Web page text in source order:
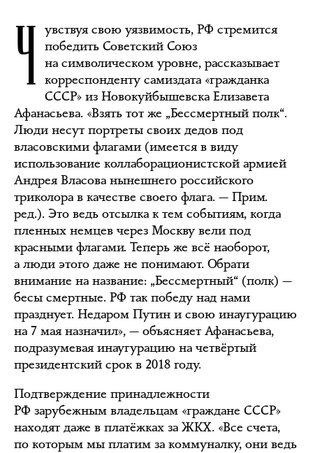
Ч увствуя свою уязвимость, РФ стремится
победить Советский Союз
на символическом уровне, рассказывает
корреспонденту самиздата «гражданка
СССР» из Новокуйбышевска Елизавета
Афанасьева. «Взять тот же „Бессмертный полк“.
Люди несут портреты своих дедов под
власовскими флагами (имеется в виду
использование коллаборационистской армией
Андрея Власова нынешнего российского
триколора в качестве своего флага. — Прим.
ред.). Это ведь отсылка к тем событиям, когда
пленных немцев через Москву вели под
красными флагами. Теперь же всё наоборот,
а люди этого даже не понимают. Обрати
внимание на название: „Бессмертный“ (полк) —
бесы смертные. РФ так победу над нами
празднует. Недаром Путин и свою инаугурацию
на 7 мая назначил», — объясняет Афанасьева,
подразумевая инаугурацию на четвёртый
президентский срок в 2018 году.
Подтверждение принадлежности
РФ зарубежным владельцам «граждане СССР»
находят даже в платёжках за ЖКХ. «Все счета,
по которым мы платим за коммуналку, они ведь